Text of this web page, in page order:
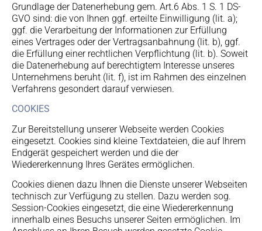
Grundlage der Datenerhebung gem. Art.6 Abs. 1 S. 1 DS-
GVO sind: die von Ihnen ggf. erteilte Einwilligung (lit. a);
ggf. die Verarbeitung der Informationen zur Erfüllung
eines Vertrages oder der Vertragsanbahnung (lit. b), ggf.
die Erfüllung einer rechtlichen Verpflichtung (lit. b). Soweit
die Datenerhebung auf berechtigtem Interesse unseres
Unternehmens beruht (lit. f), ist im Rahmen des einzelnen
Verfahrens gesondert darauf verwiesen.
COOKIES
Zur Bereitstellung unserer Webseite werden Cookies
eingesetzt. Cookies sind kleine Textdateien, die auf Ihrem
Endgerät gespeichert werden und die der
Wiedererkennung Ihres Gerätes ermöglichen.
Cookies dienen dazu Ihnen die Dienste unserer Webseiten
technisch zur Verfügung zu stellen. Dazu werden sog.
Session-Cookies eingesetzt, die eine Wiedererkennung
innerhalb eines Besuchs unserer Seiten ermöglichen. Im